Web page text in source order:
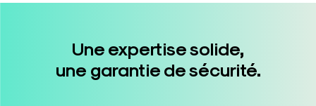
Une expertise solide,
une garantie de sécurité.